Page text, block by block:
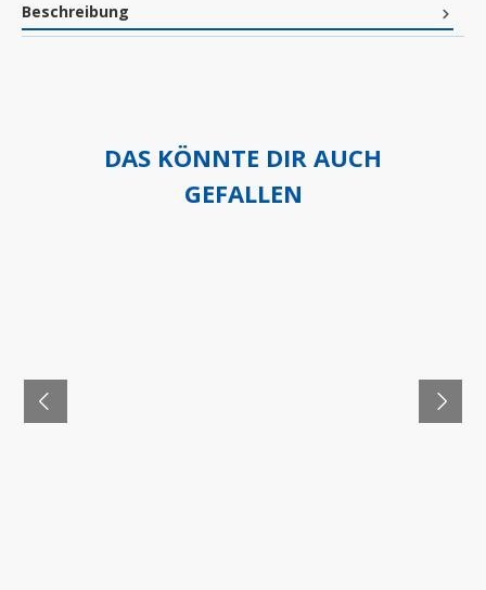
Beschreibung
DAS KÖNNTE DIR AUCH
GEFALLEN